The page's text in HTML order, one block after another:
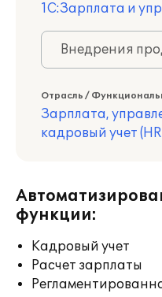
1С:Зарплата и
Внедрения
Отрасль /
Зарплата,
кадровый учет
функции:
Кадровый учет
Расчет зарплаты